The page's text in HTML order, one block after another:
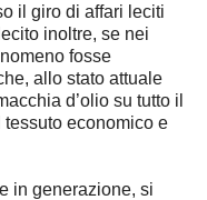
il giro di affari leciti
inoltre, se nei
fosse
allo stato attuale
d’olio su tutto il
economico e
in generazione, si